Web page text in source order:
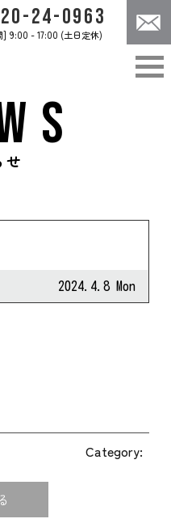
24-0963
] 9:00 - 17:00 (土日定休)
CASES
は
せ
2024.4.8 Mon
Category: